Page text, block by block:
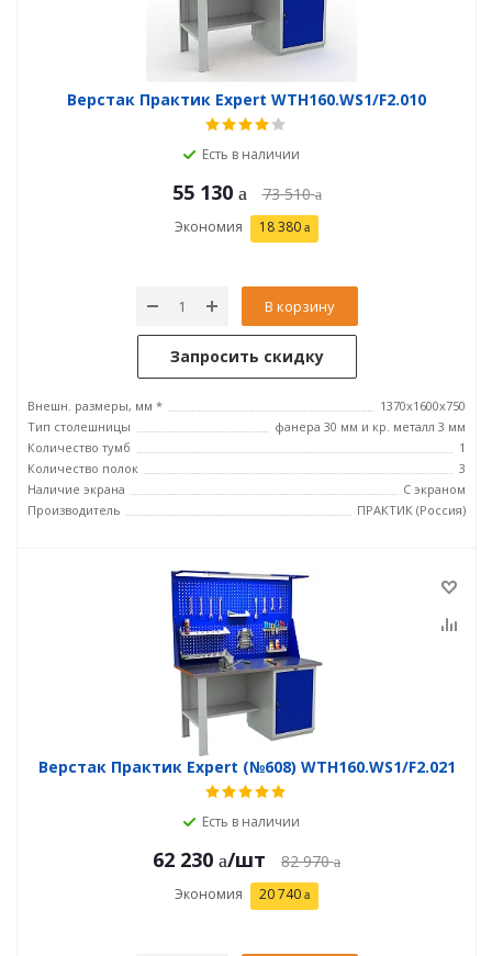
Верстак Практик Expert WTH160.WS1/F2.010
Есть в наличии
55 130 73 510
Экономия 18 380
В корзину
Запросить скидку
Внешн. размеры, мм *
1370x1600x750
Тип столешницы
фанера 30 мм и кр. металл 3 мм
Количество тумб
1
Количество полок
3
Наличие экрана
С экраном
Производитель
ПРАКТИК (Россия)
Верстак Практик Expert (№608) WTH160.WS1/F2.021
Есть в наличии
62 230 /шт 82 970
Экономия 20 740